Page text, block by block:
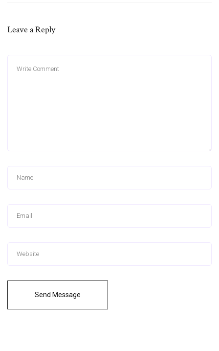
Leave a Reply
Send Message